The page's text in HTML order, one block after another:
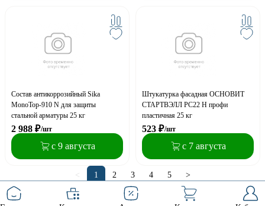
Состав антикоррозийный Sika
MonoTop-910 N для защиты
стальной арматуры 25 кг
2 988 ₽/шт
с 9 августа
Штукатурка фасадная ОСНОВИТ
СТАРТВЭЛЛ PC22 H профи
пластичная 25 кг
523 ₽/шт
с 7 августа
< 1 2 3 4 5 >